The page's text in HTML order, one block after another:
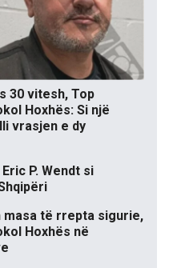
30 vitesh, Top
Hoxhës: Si një
vrasjen e dy
P. Wendt si
masa të rrepta sigurie,
Hoxhës në